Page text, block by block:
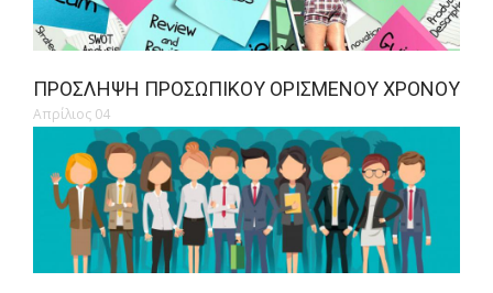
ΠΡΌΣΛΗΨΗ ΠΡΟΣΩΠΙΚΟΎ ΟΡΙΣΜΈΝΟΥ ΧΡΌΝΟΥ
Απρίλιος 04